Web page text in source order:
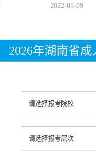
2022-05-09
2026年湖南省